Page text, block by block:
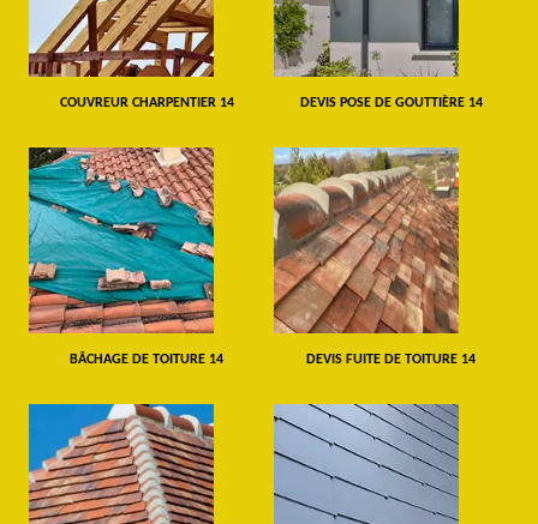
COUVREUR CHARPENTIER 14 DEVIS POSE DE GOUTTIÈRE 14
BÂCHAGE DE TOITURE 14 DEVIS FUITE DE TOITURE 14